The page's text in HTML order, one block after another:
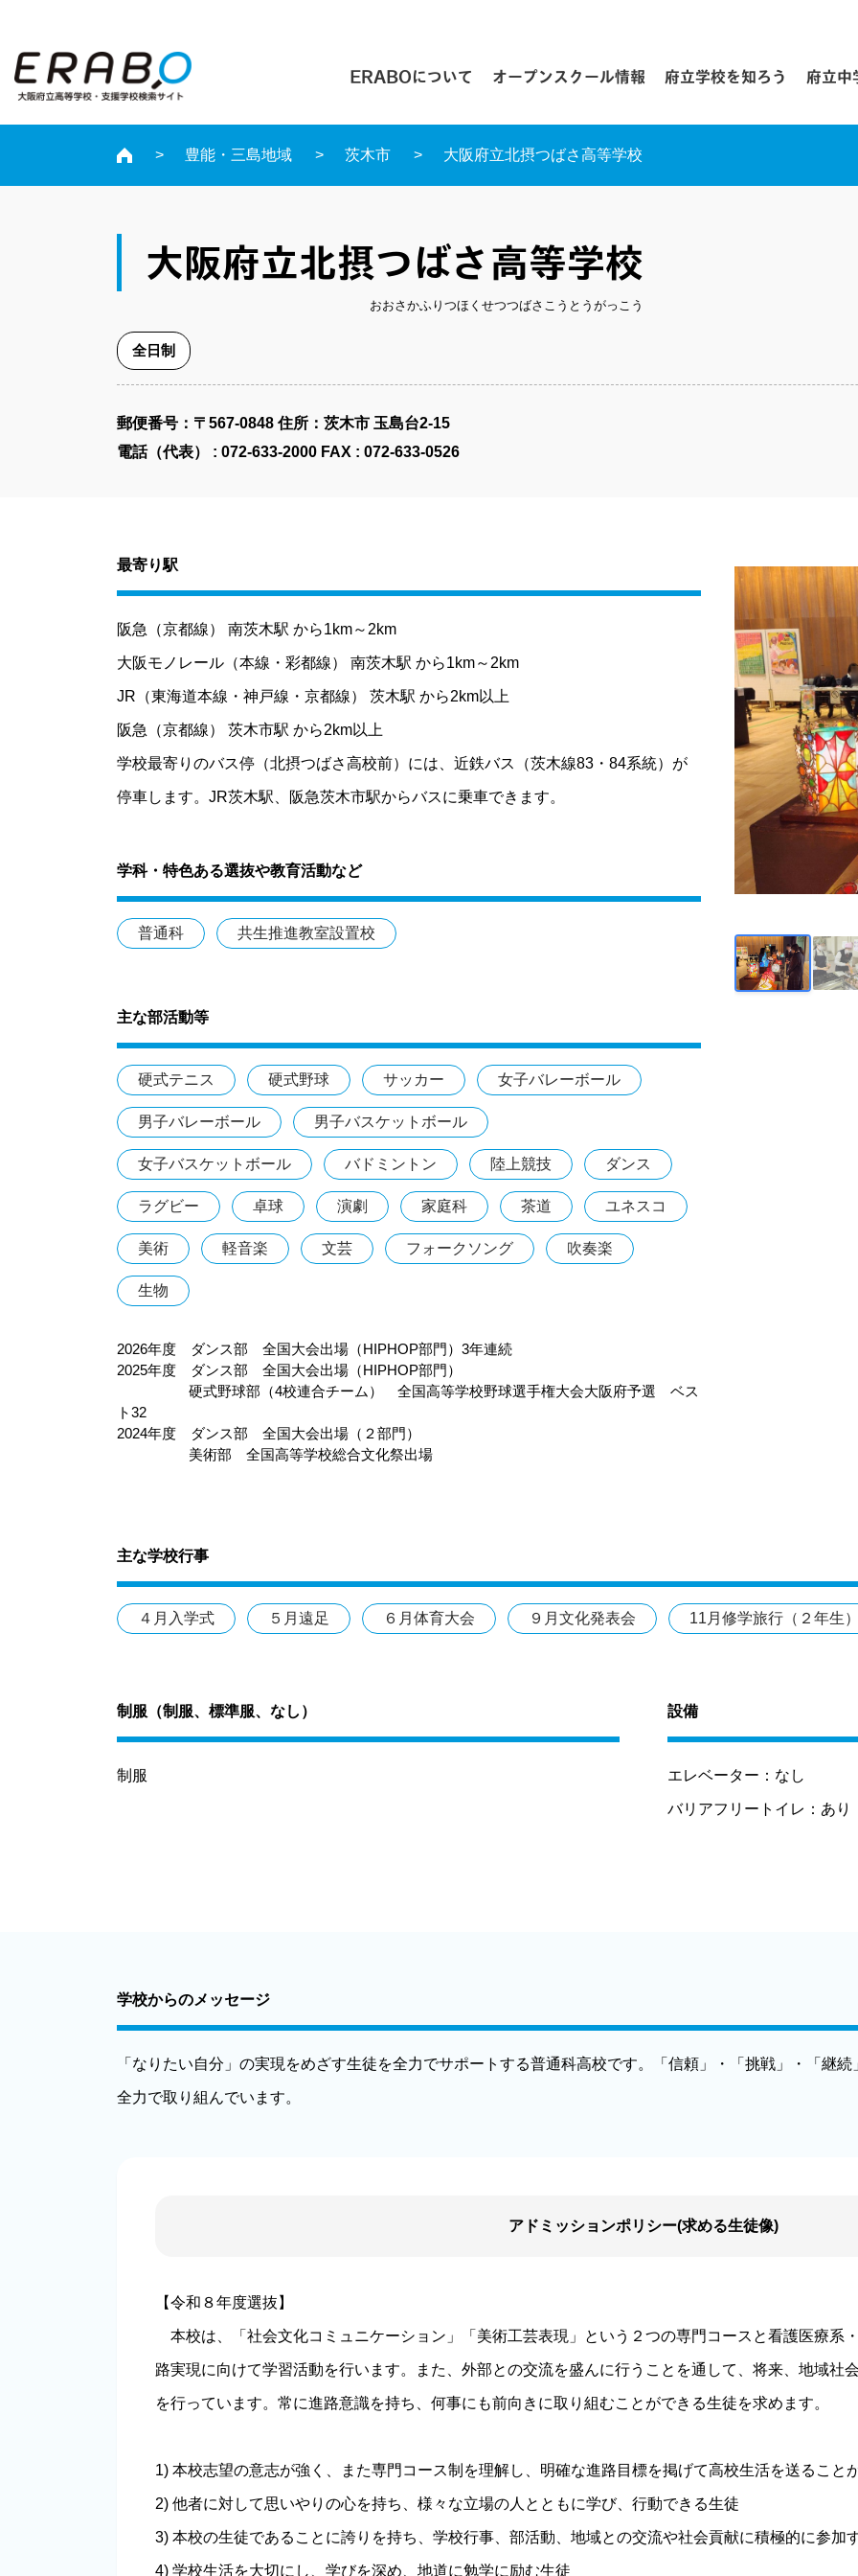
ERABOについて オープンスクール情報 府立学校を知ろう 府立中
豊能・三島地域 茨木市 大阪府立北摂つばさ高等学校
大阪府立北摂つばさ高等学校
おおさかふりつほくせつつばさこうとうがっこう
全日制
郵便番号​：〒567-0848 住所：茨木市 玉島台2-15
電話（代表） : 072-633-2000 FAX : 072-633-0526
最寄り駅
阪急（京都線） 南茨木駅 から1km～2km
大阪モノレール（本線・彩都線） 南茨木駅 から1km～2km
JR（東海道本線・神戸線・京都線） 茨木駅 から2km以上
阪急（京都線） 茨木市駅 から2km以上
学校最寄りのバス停（北摂つばさ高校前）には、近鉄バス（茨木線83・84系統）が
停車します。JR茨木駅、阪急茨木市駅からバスに乗車できます。
学科・特色ある選抜や教育活動など
普通科 共生推進教室設置校
主な部活動等
硬式テニス 硬式野球 サッカー 女子バレーボール
男子バレーボール 男子バスケットボール
女子バスケットボール バドミントン 陸上競技 ダンス
ラグビー 卓球 演劇 家庭科 茶道 ユネスコ
美術 軽音楽 文芸 フォークソング 吹奏楽
生物
2026年度 ダンス部 全国大会出場（HIPHOP部門）3年連続
2025年度 ダンス部 全国大会出場（HIPHOP部門）
硬式野球部（4校連合チーム） 全国高等学校野球選手権大会大阪府予選 ベス
ト32
2024年度 ダンス部 全国大会出場（２部門）
美術部 全国高等学校総合文化祭出場
主な学校行事
４月入学式 ５月遠足 ６月体育大会 ９月文化発表会 11月修学旅行（２年生）
制服（制服、標準服、なし）
制服
設備
エレベーター： なし
バリアフリートイレ： あり
学校からのメッセージ
「なりたい自分」の実現をめざす生徒を全力でサポートする普通科高校です。「信頼」・「挑戦」・「継
全力で取り組んでいます。
アドミッションポリシー(求める生徒像)
【令和８年度選抜】
本校は、「社会文化コミュニケーション」「美術工芸表現」という２つの専門コースと看護医療系
路実現に向けて学習活動を行います。また、外部との交流を盛んに行うことを通して、将来、地域社
を行っています。常に進路意識を持ち、何事にも前向きに取り組むことができる生徒を求めます。
1) 本校志望の意志が強く、また専門コース制を理解し、明確な進路目標を掲げて高校生活を送ること
2) 他者に対して思いやりの心を持ち、様々な立場の人とともに学び、行動できる生徒
3) 本校の生徒であることに誇りを持ち、学校行事、部活動、地域との交流や社会貢献に積極的に参加
4) 学校生活を大切にし、学びを深め、地道に勉学に励む生徒